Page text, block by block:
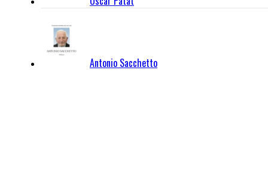
Antonio Sacchetto